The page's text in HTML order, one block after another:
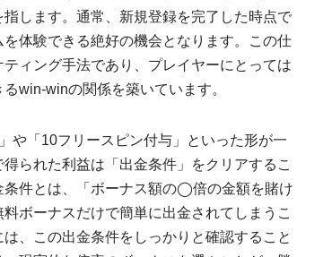
します。通常、新規登録を完了した時点で
体験できる絶好の機会となります。この仕
ィング手法であり、プレイヤーにとっては
win-winの関係を築いています。
や「10フリースピン付与」といった形が一
られた利益は「出金条件」をクリアするこ
条件とは、「ボーナス額の◯倍の金額を賭け
ボーナスだけで簡単に出金されてしまうこ
、この出金条件をしっかりと確認すること